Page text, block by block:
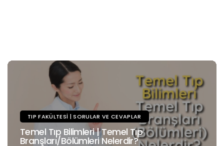
TIP FAKÜLTESI | SORULAR VE CEVAPLAR
Temel Tıp Bilimleri | Temel Tıp
Branşları/Bölümleri Nelerdir?